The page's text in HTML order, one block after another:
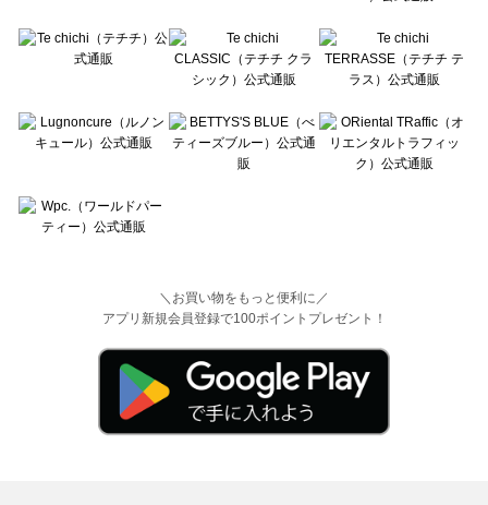
＼お買い物をもっと便利に／
アプリ新規会員登録で100ポイントプレゼント！